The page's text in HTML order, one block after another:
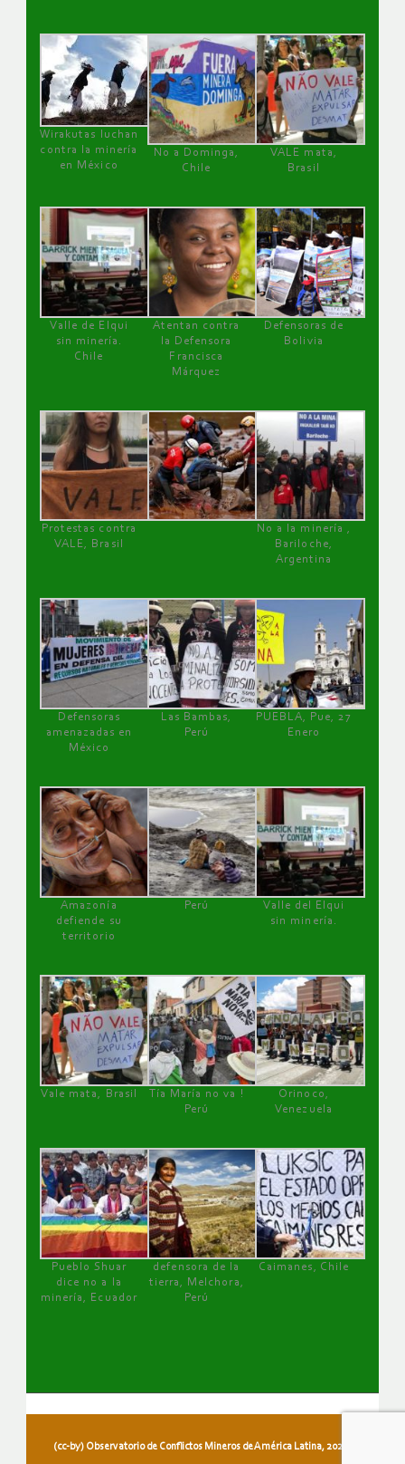
Wirakutas luchan
contra la minería
en México
No a Dominga,
Chile
VALE mata,
Brasil
Valle de Elqui
sin minería.
Chile
Atentan contra
la Defensora
Francisca
Márquez
Defensoras de
Bolivia
Protestas contra
VALE, Brasil
No a la minería ,
Bariloche,
Argentina
Defensoras
amenazadas en
México
Las Bambas,
Perú
PUEBLA, Pue, 27
Enero
Amazonía
defiende su
territorio
Perú
Valle del Elqui
sin minería.
Vale mata, Brasil
Tía María no va !
Perú
Orinoco,
Venezuela
Pueblo Shuar
dice no a la
minería, Ecuador
defensora de la
tierra, Melchora,
Perú
Caimanes, Chile
(cc-by) Observatorio de Conflictos Mineros de América Latina, 2026